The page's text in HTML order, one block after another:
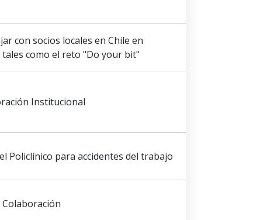
con socios locales en Chile en
como el reto "Do your bit"
Institucional
Policlínico para accidentes del trabajo